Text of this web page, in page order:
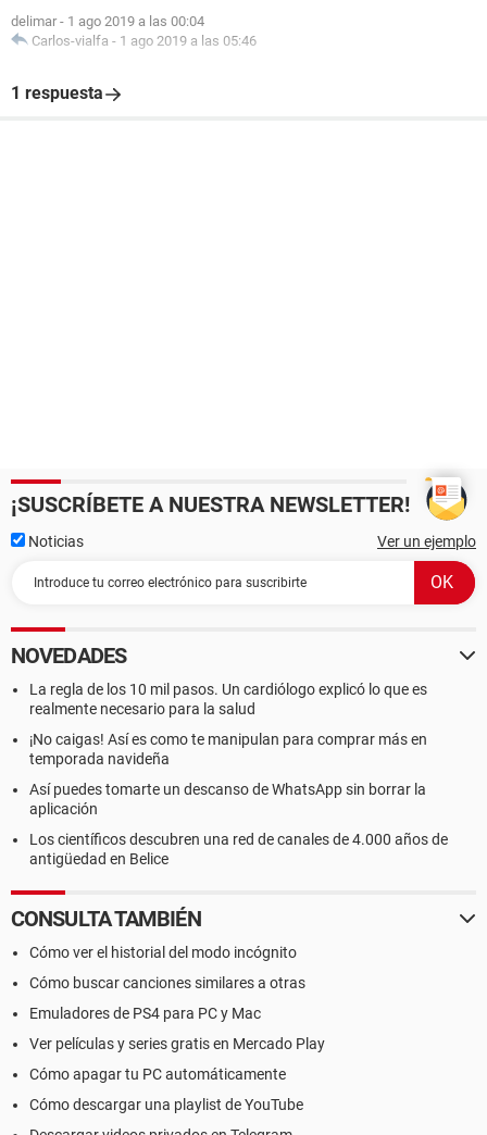
delimar - 1 ago 2019 a las 00:04
Carlos-vialfa - 1 ago 2019 a las 05:46
1 respuesta
¡SUSCRÍBETE A NUESTRA NEWSLETTER!
Noticias Ver un ejemplo
NOVEDADES
La regla de los 10 mil pasos. Un cardiólogo explicó lo que es
realmente necesario para la salud
¡No caigas! Así es como te manipulan para comprar más en
temporada navideña
Así puedes tomarte un descanso de WhatsApp sin borrar la
aplicación
Los científicos descubren una red de canales de 4.000 años de
antigüedad en Belice
CONSULTA TAMBIÉN
Cómo ver el historial del modo incógnito
Cómo buscar canciones similares a otras
Emuladores de PS4 para PC y Mac
Ver películas y series gratis en Mercado Play
Cómo apagar tu PC automáticamente
Cómo descargar una playlist de YouTube